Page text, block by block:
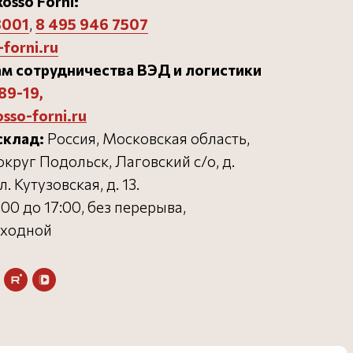
, 8 495 946 7507
forni.ru
сотрудничества ВЭД и логистики
19,
forni.ru
Россия, Московская область,
Подольск, Лаговский с/о, д.
Кутузовская, д. 13.
до 17:00, без перерыва,
Разработка сайта